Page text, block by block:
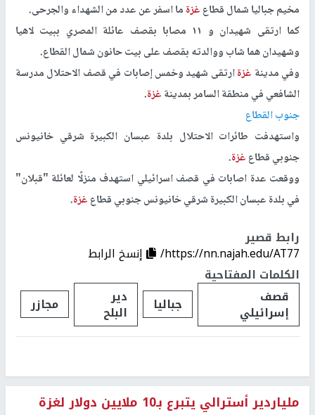
مخيم جباليا شمال قطاعغزةما اسفر عن عدد من الشهداء والجرحى.
كما ارتقى شهيدان و ١١ مصابا بقصف عائلة المصري ببيت لاهيا
وشهيدان هما شاب ووالدته بقصف على بيت حانون شمال القطاع.
وفي مدينة غزةارتقى شهيد وخمس إصابات في قصف الاحتلال مدرسة
الشافعي في منطقة السامر بمدينةغزة.
جنوب القطاع
واستهدفت طائرات الاحتلال بلدة عبسان الكبيرة شرقي خانيونس
جنوبي قطاعغزة.
ووقعت عدة اصابات في قصف اسرائيلي استهدف منزلًا لعائلة "قبلان"
في بلدة عبسان الكبيرة شرقي خانيونس جنوبي قطاعغزة.
رابط قصير
https://nn.najah.edu/AT77/
إنسخ الرابط
الكلمات المفتاحية
قصف
إسرائيلي جباليا دير
البلح مجازر
ملياردير أسترالي يتبرع بـ10 ملايين دولار لغزة